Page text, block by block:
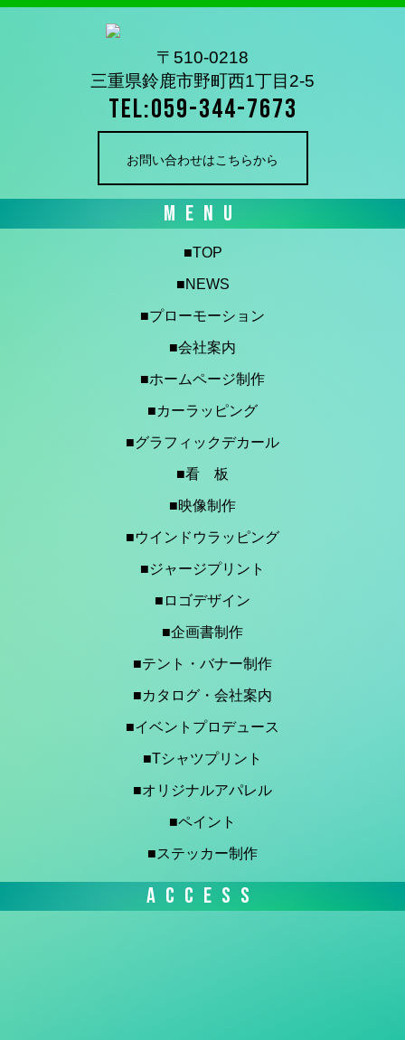
〒510-0218
三重県鈴鹿市野町西1丁目2-5
TEL:059-344-7673
お問い合わせはこちらから
MENU
■TOP
■NEWS
■プローモーション
■会社案内
■ホームページ制作
■カーラッピング
■グラフィックデカール
■看 板
■映像制作
■ウインドウラッピング
■ジャージプリント
■ロゴデザイン
■企画書制作
■テント・バナー制作
■カタログ・会社案内
■イベントプロデュース
■Tシャツプリント
■オリジナルアパレル
■ペイント
■ステッカー制作
ACCESS